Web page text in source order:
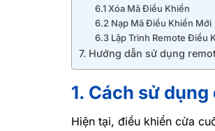
6.1 Xóa Mã Điều Khiển
6.2 Nạp Mã Điều Khiển Mới
6.3 Lập Trình Remote Điều
7. Hướng dẫn sử dụng
1. Cách sử
Hiện tại, điều khiển cửa